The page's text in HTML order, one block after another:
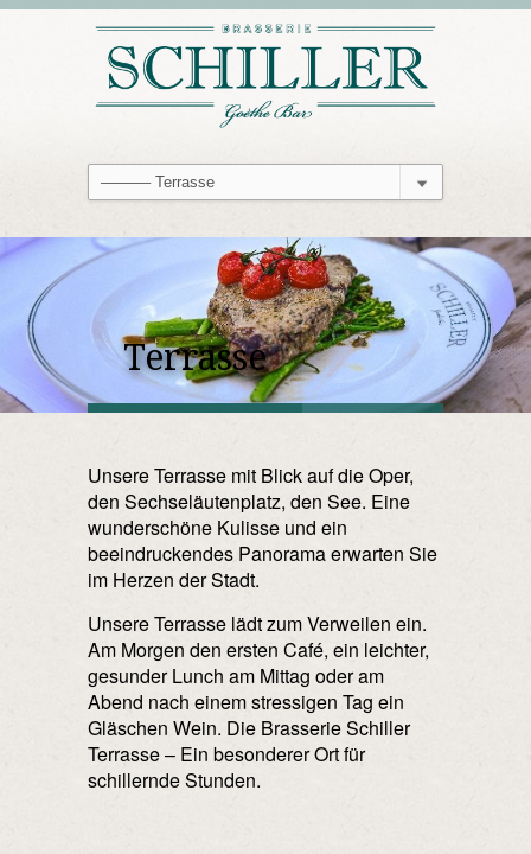
Terrasse
Unsere Terrasse mit Blick auf die Oper,
den Sechseläutenplatz, den See. Eine
wunderschöne Kulisse und ein
beeindruckendes Panorama erwarten Sie
im Herzen der Stadt.
Unsere Terrasse lädt zum Verweilen ein.
Am Morgen den ersten Café, ein leichter,
gesunder Lunch am Mittag oder am
Abend nach einem stressigen Tag ein
Gläschen Wein. Die Brasserie Schiller
Terrasse – Ein besonderer Ort für
schillernde Stunden.